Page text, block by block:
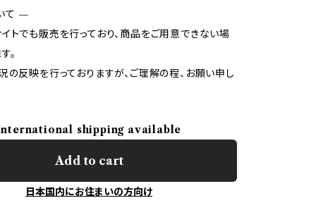
て —
トでも販売を行っており、商品をご用意できない場
。
の反映を行っておりますが、ご理解の程、お願い申し
shipping available
Add to cart
日本国内にお住まいの方向け